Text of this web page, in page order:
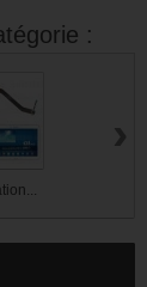
:
›